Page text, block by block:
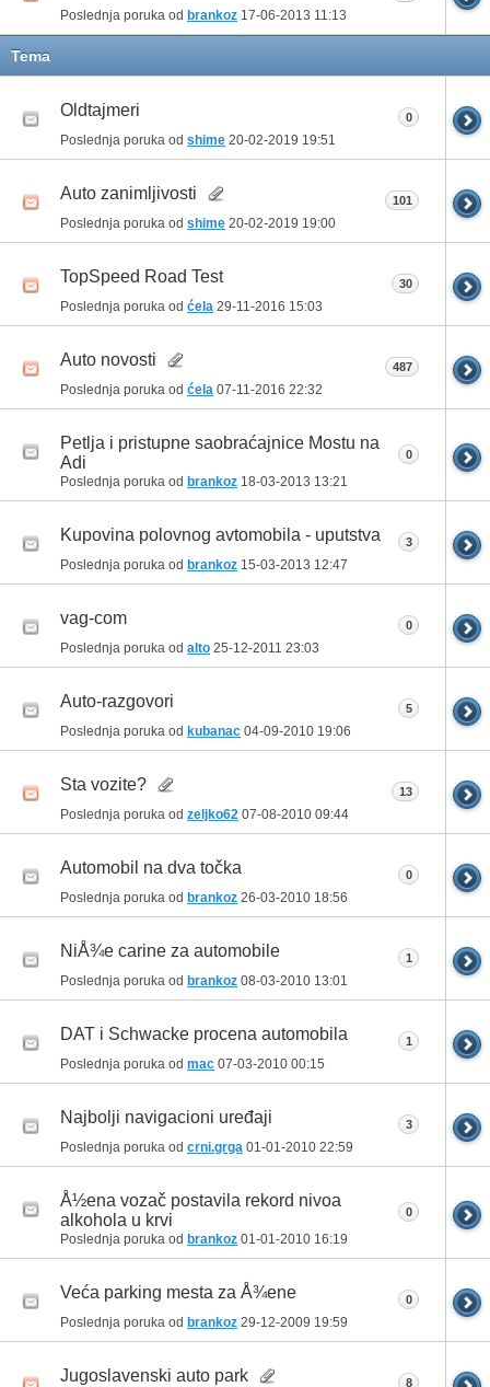
Poslednja poruka od brankoz 17-06-2013 11:13
Tema
Oldtajmeri
Poslednja poruka od shime 20-02-2019 19:51
0
Auto zanimljivosti
Poslednja poruka od shime 20-02-2019 19:00
101
TopSpeed Road Test
Poslednja poruka od ćela 29-11-2016 15:03
30
Auto novosti
Poslednja poruka od ćela 07-11-2016 22:32
487
Petlja i pristupne saobraćajnice Mostu na
Adi
Poslednja poruka od brankoz 18-03-2013 13:21
0
Kupovina polovnog avtomobila - uputstva
Poslednja poruka od brankoz 15-03-2013 12:47
3
vag-com
Poslednja poruka od alto 25-12-2011 23:03
0
Auto-razgovori
Poslednja poruka od kubanac 04-09-2010 19:06
5
Sta vozite?
Poslednja poruka od zeljko62 07-08-2010 09:44
13
Automobil na dva točka
Poslednja poruka od brankoz 26-03-2010 18:56
0
NiÅ¾e carine za automobile
Poslednja poruka od brankoz 08-03-2010 13:01
1
DAT i Schwacke procena automobila
Poslednja poruka od mac 07-03-2010 00:15
1
Najbolji navigacioni uređaji
Poslednja poruka od crni.grga 01-01-2010 22:59
3
Å½ena vozač postavila rekord nivoa
alkohola u krvi
Poslednja poruka od brankoz 01-01-2010 16:19
0
Veća parking mesta za Å¾ene
Poslednja poruka od brankoz 29-12-2009 19:59
0
Jugoslavenski auto park 8